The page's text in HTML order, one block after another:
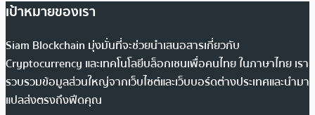
เป้าหมายของเรา
Siam Blockchain มุ่งมั่นที่จะช่วยนำเสนอสารเกี่ยวกับ
Cryptocurrency และเทคโนโลยีบล็อกเชนเพื่อคนไทย ในภาษาไทย เรา
รวบรวมข้อมูลส่วนใหญ่จากเว็บไซต์และเว็บบอร์ดต่างประเทศและนำมา
แปลส่งตรงถึงฟีดคุณ